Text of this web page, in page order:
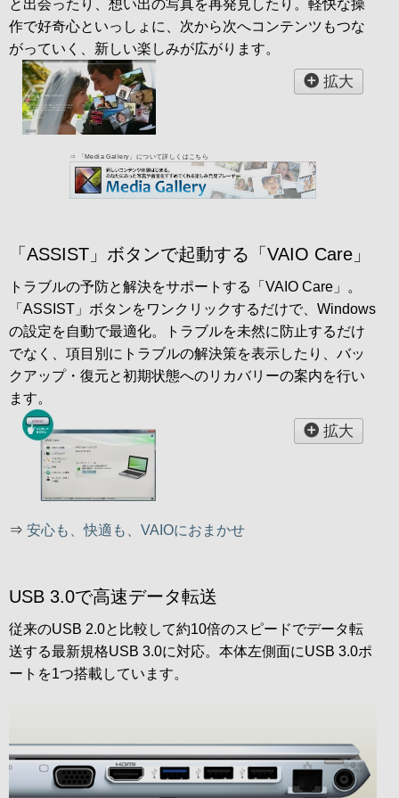
と出会ったり、想い出の写真を再発見したり。軽快な操
作で好奇心といっしょに、次から次へコンテンツもつな
がっていく、新しい楽しみが広がります。
拡大
「ASSIST」ボタンで起動する「VAIO Care」
トラブルの予防と解決をサポートする「VAIO Care」。
「ASSIST」ボタンをワンクリックするだけで、Windows
の設定を自動で最適化。トラブルを未然に防止するだけ
でなく、項目別にトラブルの解決策を表示したり、バッ
クアップ・復元と初期状態へのリカバリーの案内を行い
ます。
拡大
⇒ 安心も、快適も、VAIOにおまかせ
USB 3.0で高速データ転送
従来のUSB 2.0と比較して約10倍のスピードでデータ転
送する最新規格USB 3.0に対応。本体左側面にUSB 3.0ポ
ートを1つ搭載しています。